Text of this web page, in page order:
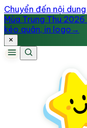
Chuyển đến nội
Mùa Trung Thu
kéo quân, in logo →